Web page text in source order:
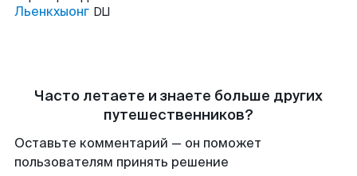
Льенкхыонг DLI
Часто летаете и знаете больше других
путешественников?
Оставьте комментарий — он поможет
пользователям принять решение